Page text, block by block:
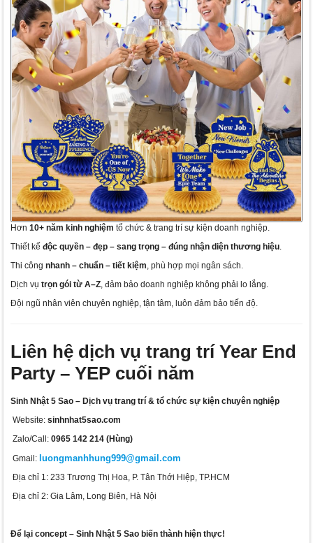
Hơn 10+ năm kinh nghiệm tổ chức & trang trí sự kiện doanh nghiệp.
Thiết kế độc quyền – đẹp – sang trọng – đúng nhận diện thương hiệu.
Thi công nhanh – chuẩn – tiết kiệm, phù hợp mọi ngân sách.
Dịch vụ trọn gói từ A–Z, đảm bảo doanh nghiệp không phải lo lắng.
Đội ngũ nhân viên chuyên nghiệp, tận tâm, luôn đảm bảo tiến độ.
Liên hệ dịch vụ trang trí Year End
Party – YEP cuối năm
Sinh Nhật 5 Sao – Dịch vụ trang trí & tổ chức sự kiện chuyên nghiệp
Website: sinhnhat5sao.com
Zalo/Call: 0965 142 214 (Hùng)
Gmail: luongmanhhung999@gmail.com
Địa chỉ 1: 233 Trương Thị Hoa, P. Tân Thới Hiệp, TP.HCM
Địa chỉ 2: Gia Lâm, Long Biên, Hà Nội
Để lại concept – Sinh Nhật 5 Sao biến thành hiện thực!